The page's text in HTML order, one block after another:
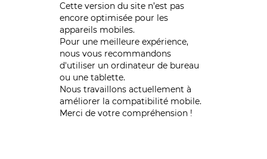
Cette version du site n’est pas
encore optimisée pour les
appareils mobiles.
Pour une meilleure expérience,
nous vous recommandons
d'utiliser un ordinateur de bureau
ou une tablette.
Nous travaillons actuellement à
améliorer la compatibilité mobile.
Merci de votre compréhension !